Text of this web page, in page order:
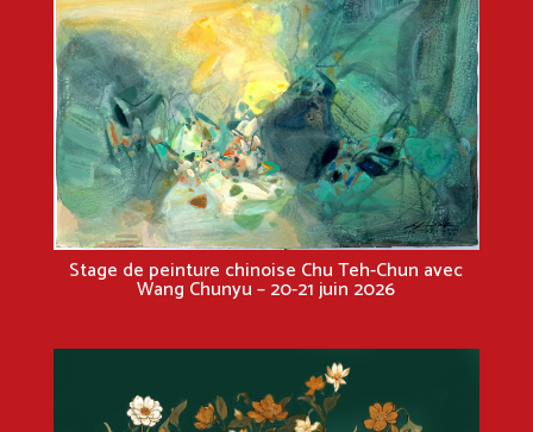
Stage de peinture chinoise Chu Teh-Chun avec
Wang Chunyu – 20-21 juin 2026